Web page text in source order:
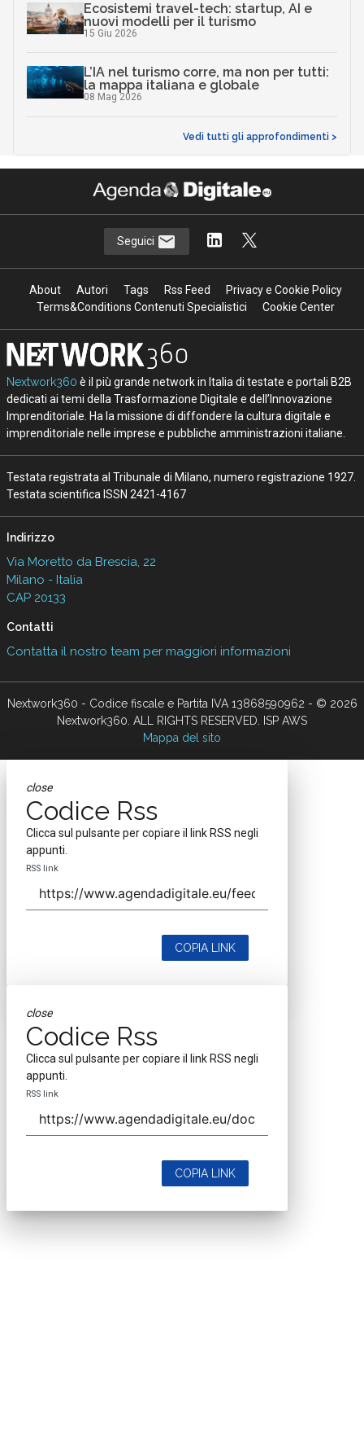
Ecosistemi travel-tech: startup, AI e
nuovi modelli per il turismo
15 Giu 2026
L’IA nel turismo corre, ma non per tutti:
la mappa italiana e globale
08 Mag 2026
Vedi tutti gli approfondimenti >
Seguici
About Autori Tags Rss Feed
Privacy e Cookie Policy
Terms&Conditions Contenuti Specialistici
Cookie Center
Nextwork360 è il più grande network in Italia di testate e portali B2B
dedicati ai temi della Trasformazione Digitale e dell’Innovazione
Imprenditoriale. Ha la missione di diffondere la cultura digitale e
imprenditoriale nelle imprese e pubbliche amministrazioni italiane.
Testata registrata al Tribunale di Milano, numero registrazione 1927.
Testata scientifica ISSN 2421-4167
Indirizzo
Via Moretto da Brescia, 22
Milano - Italia
CAP 20133
Contatti
Contatta il nostro team per maggiori informazioni
Nextwork360 - Codice fiscale e Partita IVA 13868590962 - © 2026
Nextwork360. ALL RIGHTS RESERVED. ISP AWS
Mappa del sito
close
Codice Rss
Clicca sul pulsante per copiare il link RSS negli
appunti.
RSS link
COPIA LINK
close
Codice Rss
Clicca sul pulsante per copiare il link RSS negli
appunti.
RSS link
COPIA LINK